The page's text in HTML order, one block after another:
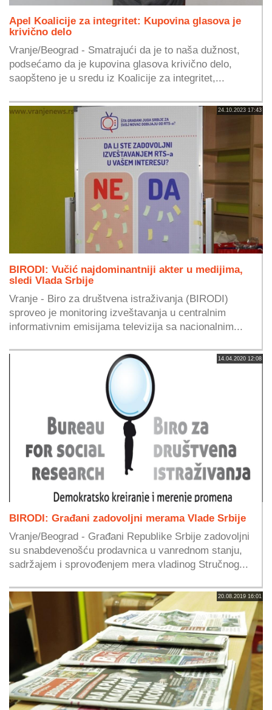
Apel Koalicije za integritet: Kupovina glasova je
krivično delo
Vranje/Beograd - Smatrajući da je to naša dužnost,
podsećamo da je kupovina glasova krivično delo,
saopšteno je u sredu iz Koalicije za integritet,...
24.10.2023 17:43
BIRODI: Vučić najdominantniji akter u medijima,
sledi Vlada Srbije
Vranje - Biro za društvena istraživanja (BIRODI)
sproveo je monitoring izveštavanja u centralnim
informativnim emisijama televizija sa nacionalnim...
14.04.2020 12:08
BIRODI: Građani zadovoljni merama Vlade Srbije
Vranje/Beograd - Građani Republike Srbije zadovoljni
su snabdevenošću prodavnica u vanrednom stanju,
sadržajem i sprovođenjem mera vladinog Stručnog...
20.08.2019 16:01